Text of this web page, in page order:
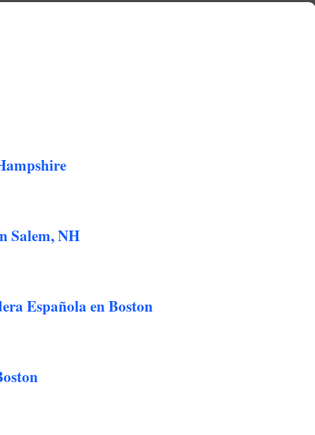
Salem, NH
Española en Boston